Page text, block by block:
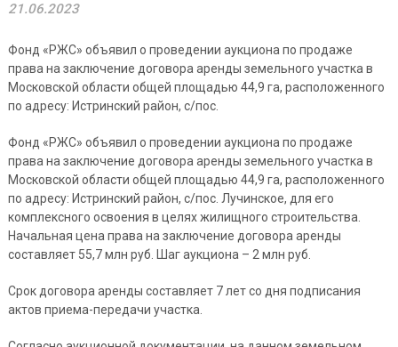
21.06.2023
Фонд «РЖС» объявил о проведении аукциона по продаже
права на заключение договора аренды земельного участка в
Московской области общей площадью 44,9 га, расположенного
по адресу: Истринский район, с/пос.
Фонд «РЖС» объявил о проведении аукциона по продаже
права на заключение договора аренды земельного участка в
Московской области общей площадью 44,9 га, расположенного
по адресу: Истринский район, с/пос. Лучинское, для его
комплексного освоения в целях жилищного строительства.
Начальная цена права на заключение договора аренды
составляет 55,7 млн руб. Шаг аукциона – 2 млн руб.
Срок договора аренды составляет 7 лет со дня подписания
актов приема-передачи участка.